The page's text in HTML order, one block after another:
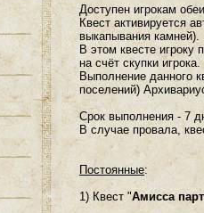
Доступен игрокам
Квест активируется
выкапывания камней).
В этом квесте игроку
на счёт скупки игрока.
Выполнение данного
поселений)
Срок выполнения - 7
В случае провала,
Постоянные:
1) Квест "Амисса